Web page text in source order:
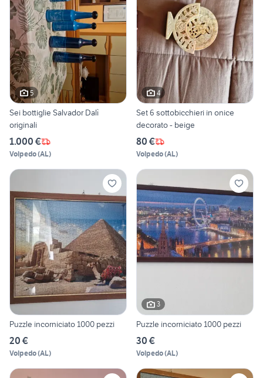
5
Sei bottiglie Salvador Dalì
originali
1.000 €
Volpedo(AL)
4
Set 6 sottobicchieri in onice
decorato - beige
80 €
Volpedo(AL)
Puzzle incorniciato 1000 pezzi
20 €
Volpedo(AL)
3
Puzzle incorniciato 1000 pezzi
30 €
Volpedo(AL)